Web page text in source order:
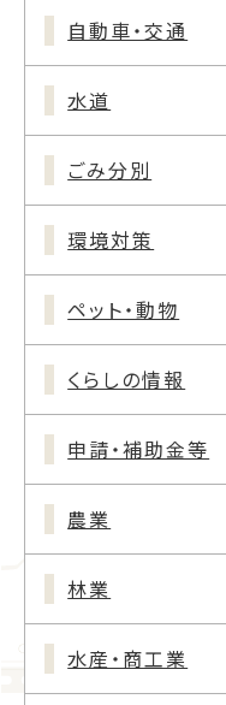
自動車・交通
水道
ごみ分別
環境対策
ペット・動物
くらしの情報
申請・補助金等
農業
林業
水産・商工業